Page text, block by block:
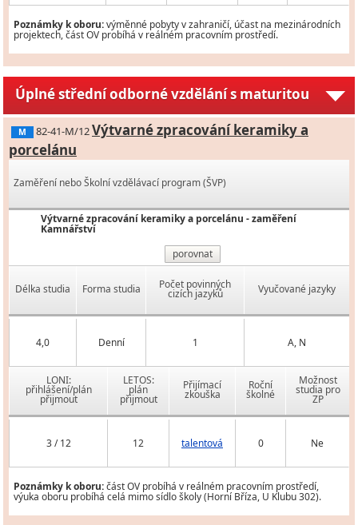
Poznámky k oboru:výměnné pobyty v zahraničí, účast na mezinárodních
projektech, část OV probíhá v reálném pracovním prostředí.
Úplné střední odborné vzdělání s maturitou
M 82-41-M/12Výtvarné zpracování keramiky a
porcelánu
Zaměření nebo Školní vzdělávací program (ŠVP)
Výtvarné zpracování keramiky a porcelánu - zaměření
Kamnářství
porovnat
Délka studia Forma studia Počet povinných
cizích jazyků Vyučované jazyky
4,0 Denní 1 A, N
LONI:
přihlášení/plán
přijmout
LETOS:
plán
přijmout
Přijímací
zkouška
Roční
školné
Možnost
studia pro
ZP
3 / 12 12 talentová 0 Ne
Poznámky k oboru:část OV probíhá v reálném pracovním prostředí,
výuka oboru probíhá celá mimo sídlo školy (Horní Bříza, U Klubu 302).